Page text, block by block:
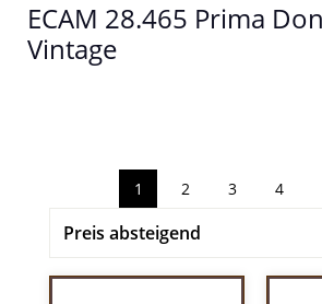
ECAM 28.465 Prima
Vintage
Seite
1 Seite
2 Seite
3 Seite
4